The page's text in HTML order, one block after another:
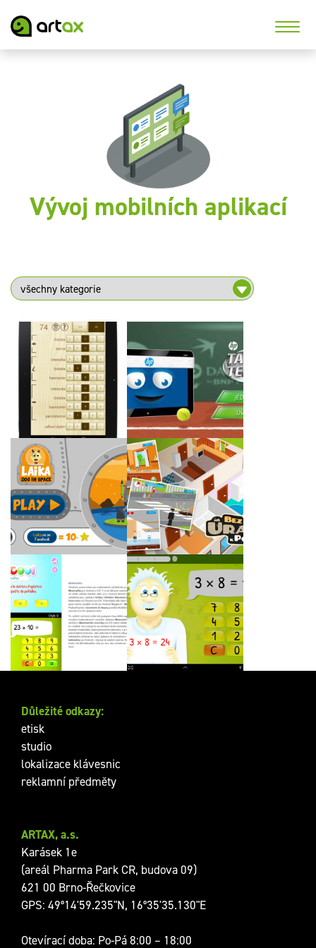
Vývoj mobilních aplikací
Wine Rater -
kalkulačka pro
hodnocení vín
Tablet Tenis
LAIKA: Dog in Space!
Mobilní a počítačová
naučná hra Bez úrazu
k pokladu
Naše mobilní
vzdělávací aplikace
pro školáky sCool
Matematika v časopisu
dTest
Aplikace sCool-Malá
násobilka
ARTAX, a.s.
Karásek 1e
(areál Pharma Park CR, budova 09)
621 00 Brno-Řečkovice
GPS: 49°14'59.235"N, 16°35'35.130"E
Otevírací doba: Po-Pá 8:00 – 18:00
Důležité odkazy:
etisk
studio
lokalizace klávesnic
reklamní předměty